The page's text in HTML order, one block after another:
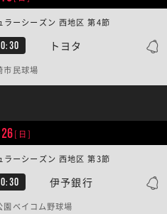
トヨタ
シーズン 西地区 第4節
市民球場
[日]
伊予銀行
シーズン 西地区 第3節
園ベイコム野球場